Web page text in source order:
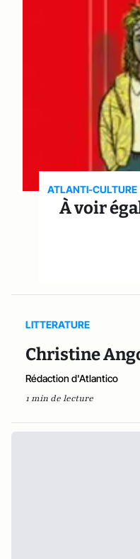
ATLANTI-CULTURE
À voir
LITTERATURE
Christine
Rédaction d'Atlantico
1 min de lecture